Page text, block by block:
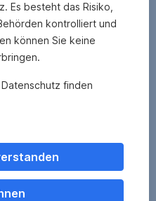
Es besteht das Risiko,
kontrolliert und
können Sie keine
finden